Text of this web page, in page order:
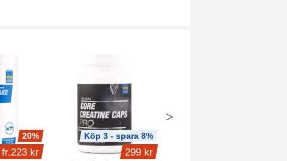
20%
fr.223 kr
Köp 3 - spara 8%
299 kr